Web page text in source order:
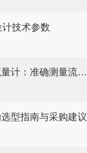
技术参数
罗迪克管道式流量计：准确测量流体的精密工具
型指南与采购建议